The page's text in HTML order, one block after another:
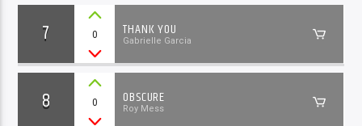
7 0 THANK YOU
Gabrielle Garcia
8 0 OBSCURE
Roy Mess